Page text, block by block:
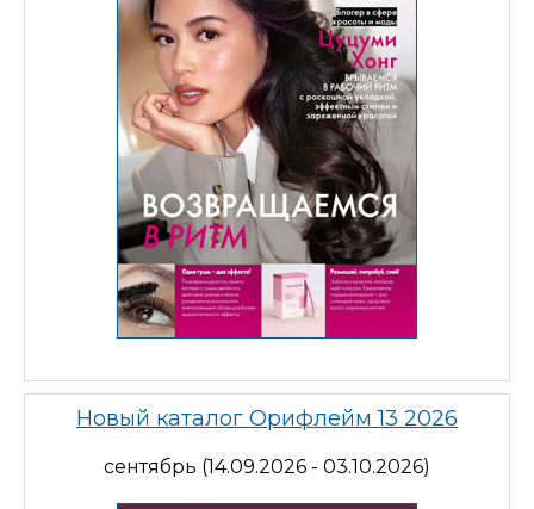
Новый каталог Орифлейм 13 2026
сентябрь (14.09.2026 - 03.10.2026)